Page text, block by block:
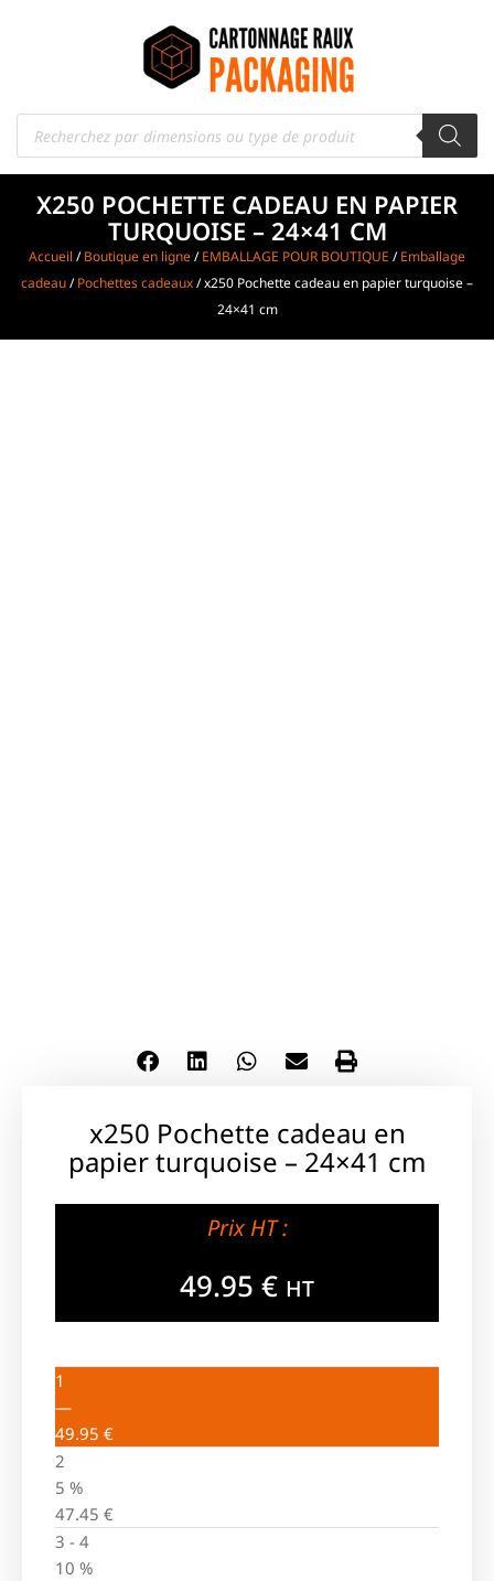
X250 POCHETTE CADEAU EN PAPIER
TURQUOISE – 24×41 CM
Accueil /Boutique en ligne/EMBALLAGE POUR BOUTIQUE /Emballage
cadeau/Pochettes cadeaux/ x250 Pochette cadeau en papier turquoise –
24×41 cm
x250 Pochette cadeau en
papier turquoise – 24×41 cm
Prix HT :
49.95 € HT
1
—
49.95 €
2
5 %
47.45 €
3 - 4
10 %